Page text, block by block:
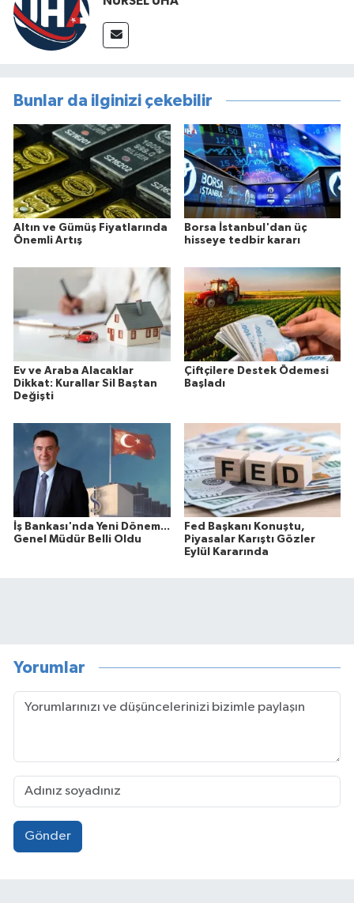
Bunlar da ilginizi çekebilir
Altın ve Gümüş Fiyatlarında
Önemli Artış
Borsa İstanbul'dan üç
hisseye tedbir kararı
Ev ve Araba Alacaklar
Dikkat: Kurallar Sil Baştan
Değişti
Çiftçilere Destek Ödemesi
Başladı
İş Bankası'nda Yeni Dönem...
Genel Müdür Belli Oldu
Fed Başkanı Konuştu,
Piyasalar Karıştı Gözler
Eylül Kararında
Yorumlar
Gönder